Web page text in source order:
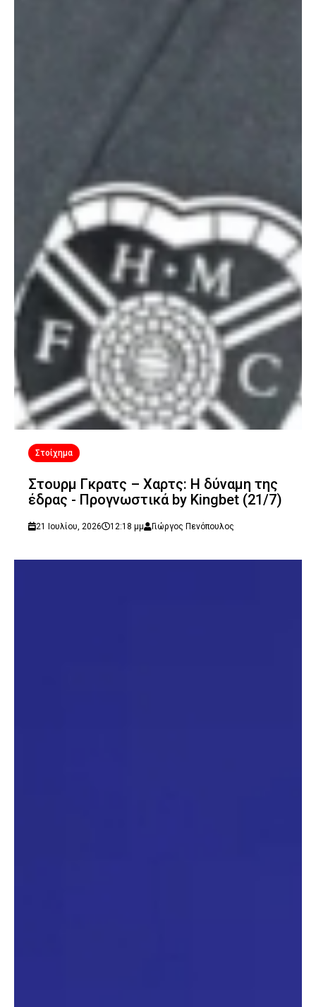
Στοίχημα
Στουρμ Γκρατς – Χαρτς: Η δύναμη της
έδρας - Προγνωστικά by Kingbet (21/7)
21 Ιουλίου, 2026 12:18 μμ Γιώργος Πενόπουλος